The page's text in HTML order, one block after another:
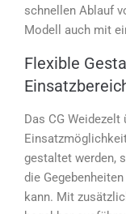
schnellen Ablauf
Modell auch mit
Flexible
Das CG
gestaltet werden,
die
kann. Mit